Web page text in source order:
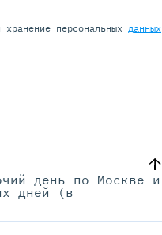
персональных данных
день по Москве и
дней (в